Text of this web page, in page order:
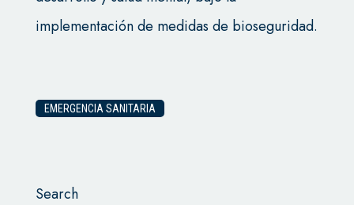
implementación de medidas de bioseguridad.
EMERGENCIA SANITARIA
Search